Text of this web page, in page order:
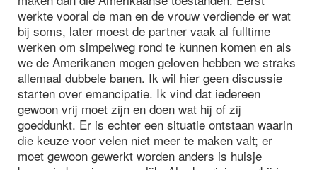
werkte vooral de man en de vrouw verdiende er wat
bij soms, later moest de partner vaak al fulltime
werken om simpelweg rond te kunnen komen en als
we de Amerikanen mogen geloven hebben we straks
allemaal dubbele banen. Ik wil hier geen discussie
starten over emancipatie. Ik vind dat iedereen
gewoon vrij moet zijn en doen wat hij of zij
goeddunkt. Er is echter een situatie ontstaan waarin
die keuze voor velen niet meer te maken valt; er
moet gewoon gewerkt worden anders is huisje